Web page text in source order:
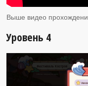
Выше видео
Уровень 4